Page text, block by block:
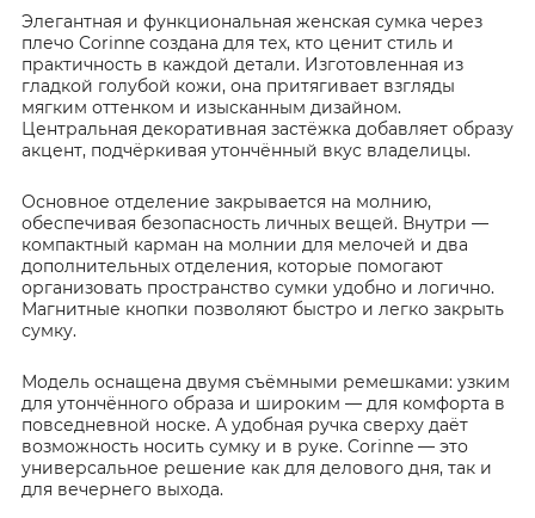
Элегантная и функциональная женская сумка через
плечо Corinne создана для тех, кто ценит стиль и
практичность в каждой детали. Изготовленная из
гладкой голубой кожи, она притягивает взгляды
мягким оттенком и изысканным дизайном.
Центральная декоративная застёжка добавляет образу
акцент, подчёркивая утончённый вкус владелицы.
Основное отделение закрывается на молнию,
обеспечивая безопасность личных вещей. Внутри —
компактный карман на молнии для мелочей и два
дополнительных отделения, которые помогают
организовать пространство сумки удобно и логично.
Магнитные кнопки позволяют быстро и легко закрыть
сумку.
Модель оснащена двумя съёмными ремешками: узким
для утончённого образа и широким — для комфорта в
повседневной носке. А удобная ручка сверху даёт
возможность носить сумку и в руке. Corinne — это
универсальное решение как для делового дня, так и
для вечернего выхода.